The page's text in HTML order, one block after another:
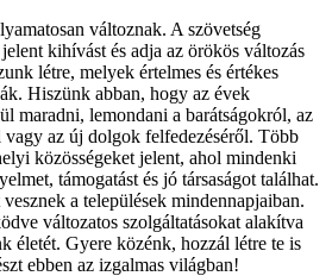
változnak. A szövetség
kihívást és adja az örökös változás
létre, melyek értelmes és értékes
Hiszünk abban, hogy az évek
maradni, lemondani a barátságokról, az
az új dolgok felfedezéséről. Több
közösségeket jelent, ahol mindenki
támogatást és jó társaságot találhat.
a települések mindennapjaiban.
változatos szolgáltatásokat alakítva
életét. Gyere közénk, hozzál létre te is
ebben az izgalmas világban!